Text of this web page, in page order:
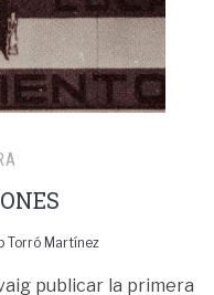
Torró Martínez
publicar la primera